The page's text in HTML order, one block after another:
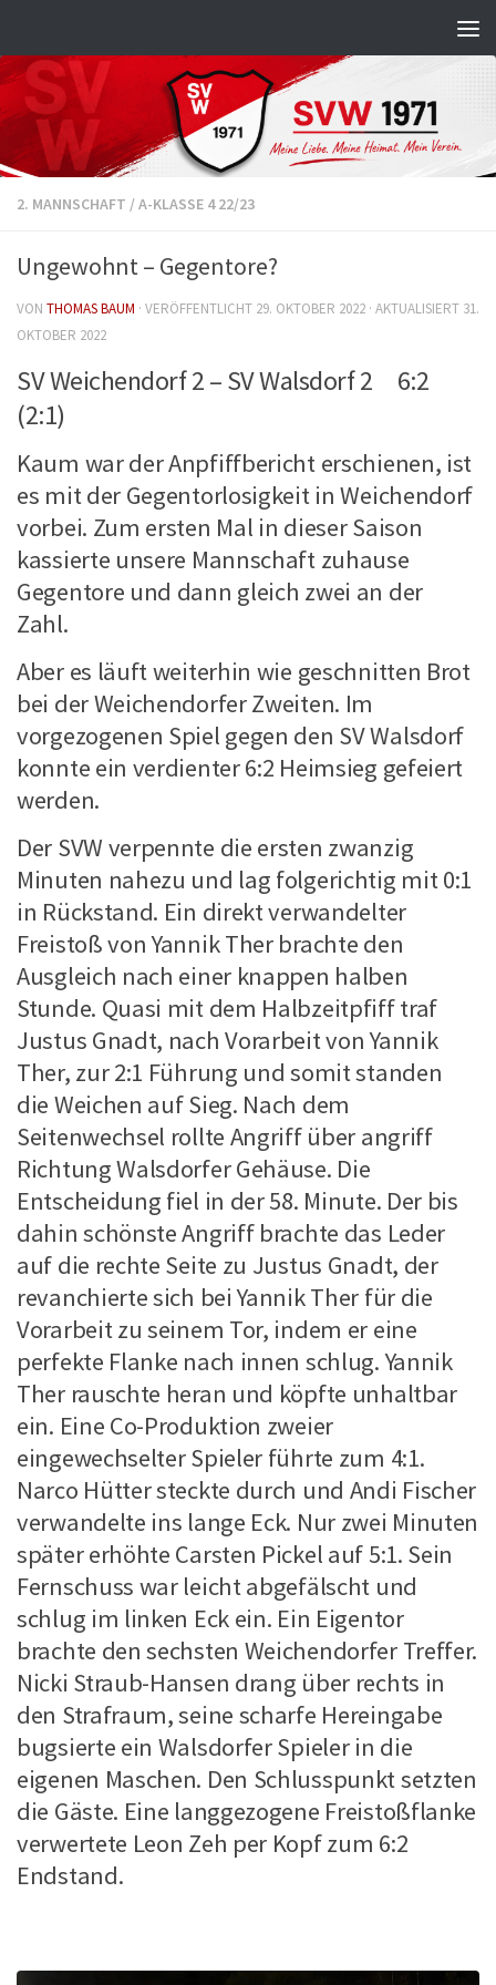
2. MANNSCHAFT /A-KLASSE 4 22/23
Ungewohnt – Gegentore?
VON THOMAS BAUM · VERÖFFENTLICHT 29. OKTOBER 2022 · AKTUALISIERT 31.
OKTOBER 2022
SV Weichendorf 2 – SV Walsdorf 2 6:2
(2:1)
Kaum war der Anpfiffbericht erschienen, ist
es mit der Gegentorlosigkeit in Weichendorf
vorbei. Zum ersten Mal in dieser Saison
kassierte unsere Mannschaft zuhause
Gegentore und dann gleich zwei an der
Zahl.
Aber es läuft weiterhin wie geschnitten Brot
bei der Weichendorfer Zweiten. Im
vorgezogenen Spiel gegen den SV Walsdorf
konnte ein verdienter 6:2 Heimsieg gefeiert
werden.
Der SVW verpennte die ersten zwanzig
Minuten nahezu und lag folgerichtig mit 0:1
in Rückstand. Ein direkt verwandelter
Freistoß von Yannik Ther brachte den
Ausgleich nach einer knappen halben
Stunde. Quasi mit dem Halbzeitpfiff traf
Justus Gnadt, nach Vorarbeit von Yannik
Ther, zur 2:1 Führung und somit standen
die Weichen auf Sieg. Nach dem
Seitenwechsel rollte Angriff über angriff
Richtung Walsdorfer Gehäuse. Die
Entscheidung fiel in der 58. Minute. Der bis
dahin schönste Angriff brachte das Leder
auf die rechte Seite zu Justus Gnadt, der
revanchierte sich bei Yannik Ther für die
Vorarbeit zu seinem Tor, indem er eine
perfekte Flanke nach innen schlug. Yannik
Ther rauschte heran und köpfte unhaltbar
ein. Eine Co-Produktion zweier
eingewechselter Spieler führte zum 4:1.
Narco Hütter steckte durch und Andi Fischer
verwandelte ins lange Eck. Nur zwei Minuten
später erhöhte Carsten Pickel auf 5:1. Sein
Fernschuss war leicht abgefälscht und
schlug im linken Eck ein. Ein Eigentor
brachte den sechsten Weichendorfer Treffer.
Nicki Straub-Hansen drang über rechts in
den Strafraum, seine scharfe Hereingabe
bugsierte ein Walsdorfer Spieler in die
eigenen Maschen. Den Schlusspunkt setzten
die Gäste. Eine langgezogene Freistoßflanke
verwertete Leon Zeh per Kopf zum 6:2
Endstand.